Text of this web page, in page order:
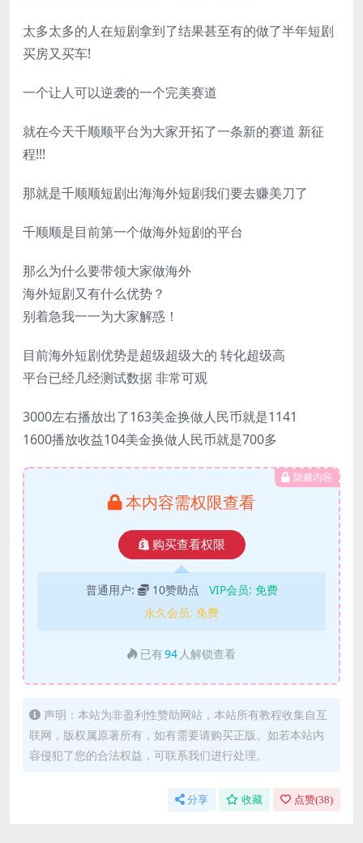
太多太多的人在短剧拿到了结果甚至有的做了半年短剧
买房又买车!
一个让人可以逆袭的一个完美赛道
就在今天千顺顺平台为大家开拓了一条新的赛道 新征
程!!!
那就是千顺顺短剧出海海外短剧我们要去赚美刀了
千顺顺是目前第一个做海外短剧的平台
那么为什么要带领大家做海外
海外短剧又有什么优势？
别着急我一一为大家解惑！
目前海外短剧优势是超级超级大的 转化超级高
平台已经几经测试数据 非常可观
3000左右播放出了163美金换做人民币就是1141
1600播放收益104美金换做人民币就是700多
隐藏内容
本内容需权限查看
购买查看权限
普通用户: 10赞助点 VIP会员: 免费
永久会员: 免费
已有94 人解锁查看
声明：本站为非盈利性赞助网站，本站所有教程收集自互
联网，版权属原著所有，如有需要请购买正版。如若本站内
容侵犯了您的合法权益，可联系我们进行处理。
分享 收藏 点赞(38)